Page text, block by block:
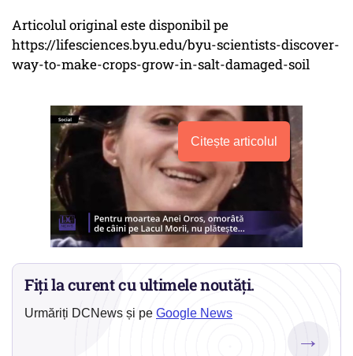
Articolul original este disponibil pe
https://lifesciences.byu.edu/byu-scientists-discover-
way-to-make-crops-grow-in-salt-damaged-soil
Citește articolul
Fiți la curent cu ultimele noutăți.
Urmăriți DCNews și pe Google News
→